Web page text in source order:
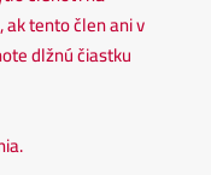
tento člen ani v
dlžnú čiastku